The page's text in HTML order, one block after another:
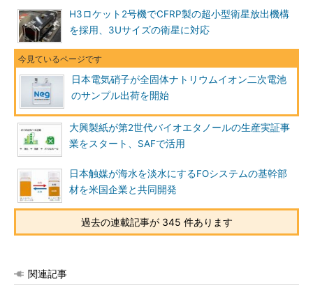
H3ロケット2号機でCFRP製の超小型衛星放出機構
を採用、3Uサイズの衛星に対応
日本電気硝子が全固体ナトリウムイオン二次電池
のサンプル出荷を開始
大興製紙が第2世代バイオエタノールの生産実証事
業をスタート、SAFで活用
日本触媒が海水を淡水にするFOシステムの基幹部
材を米国企業と共同開発
過去の連載記事が 345 件あります
関連記事